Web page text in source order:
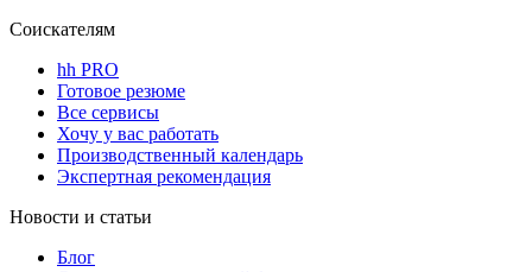
Соискателям
hh PRO
Готовое резюме
Все сервисы
Хочу у вас работать
Производственный календарь
Экспертная рекомендация
Новости и статьи
Блог